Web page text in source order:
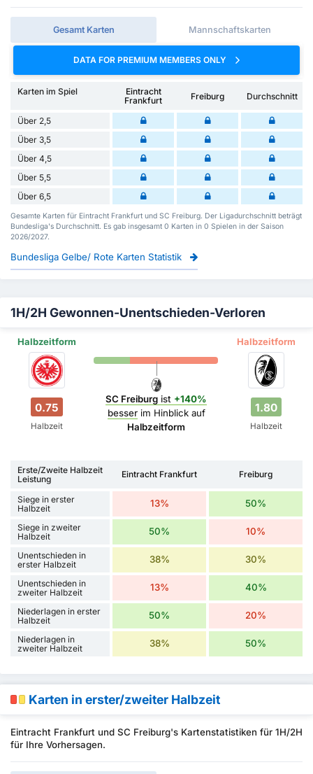
Gesamt Karten Mannschaftskarten
DATA FOR PREMIUM MEMBERS ONLY
Karten im Spiel
Eintracht
Frankfurt
Freiburg Durchschnitt
Über 2,5
Über 3,5
Über 4,5
Über 5,5
Über 6,5
Gesamte Karten für Eintracht Frankfurt und SC Freiburg. Der Ligadurchschnitt beträgt
Bundesliga's Durchschnitt. Es gab insgesamt 0 Karten in 0 Spielen in der Saison
2026/2027.
Bundesliga Gelbe/ Rote Karten Statistik
1H/2H Gewonnen-Unentschieden-Verloren
Halbzeitform Halbzeitform
0.75
Halbzeit
SC Freiburg ist +140%
besserim Hinblick auf
Halbzeitform
1.80
Halbzeit
Erste/Zweite Halbzeit
Leistung
Eintracht Frankfurt Freiburg
Siege in erster
Halbzeit
13% 50%
Siege in zweiter
Halbzeit
50% 10%
Unentschieden in
erster Halbzeit
38% 30%
Unentschieden in
zweiter Halbzeit
13% 40%
Niederlagen in erster
Halbzeit
50% 20%
Niederlagen in
zweiter Halbzeit
38% 50%
Karten in erster/zweiter Halbzeit
Eintracht Frankfurt und SC Freiburg's Kartenstatistiken für 1H/2H
für Ihre Vorhersagen.